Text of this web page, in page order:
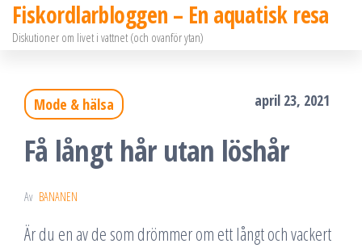
Hoppa
till
Fiskordlarbloggen – En aquatisk resa
Diskutioner om livet i vattnet (och ovanför ytan)
Mode & hälsa april 23, 2021
Få långt hår utan löshår
Av BANANEN
Är du en av de som drömmer om ett långt och vackert